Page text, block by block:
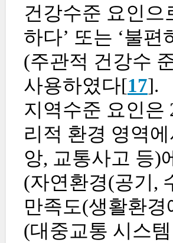
건강수준 요인으
하다’ 또는 ‘불
(주관적 건강수
사용하였다[17].
지역수준 요인은
리적 환경 영역
앙, 교통사고 등)
(자연환경(공기,
만족도(생활환
(대중교통 시스